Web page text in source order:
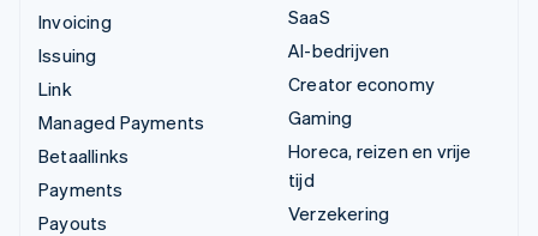
Invoicing
Issuing
Link
Managed Payments
Betaallinks
Payments
Payouts
SaaS
AI-bedrijven
Creator economy
Gaming
Horeca, reizen en vrije
tijd
Verzekering